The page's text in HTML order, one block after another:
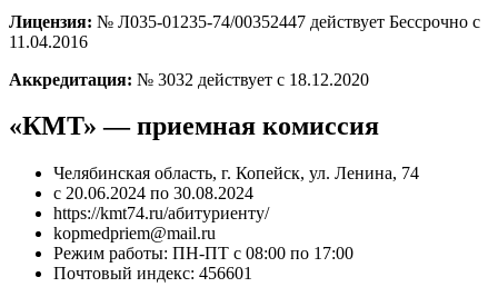
Лицензия: № Л035-01235-74/00352447 действует Бессрочно с
11.04.2016
Аккредитация: № 3032 действует с 18.12.2020
«КМТ» — приемная комиссия
Челябинская область, г. Копейск, ул. Ленина, 74
с 20.06.2024 по 30.08.2024
https://kmt74.ru/абитуриенту/
kopmedpriem@mail.ru
Режим работы: ПН-ПТ с 08:00 по 17:00
Почтовый индекс: 456601